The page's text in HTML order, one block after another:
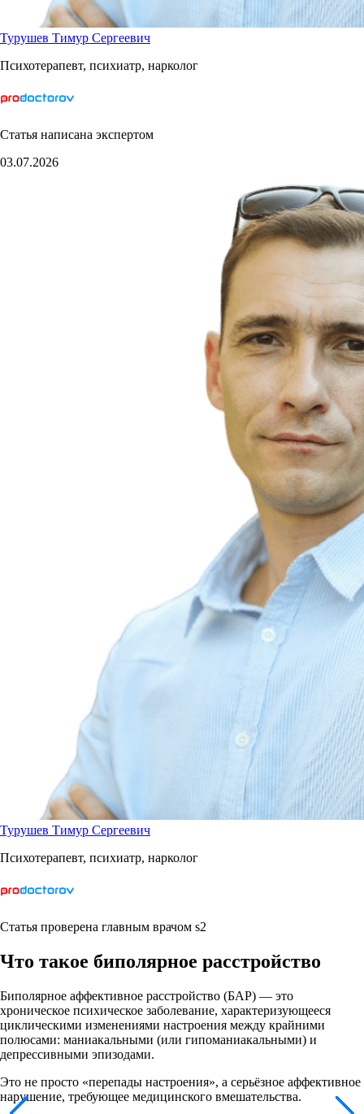
Турушев Тимур Сергеевич
Психотерапевт, психиатр, нарколог
Статья написана экспертом
03.07.2026
Турушев Тимур Сергеевич
Психотерапевт, психиатр, нарколог
Статья проверена главным врачом s2
Что такое биполярное расстройство
Биполярное аффективное расстройство (БАР) — это
хроническое психическое заболевание, характеризующееся
циклическими изменениями настроения между крайними
полюсами: маниакальными (или гипоманиакальными) и
депрессивными эпизодами.
Это не просто «перепады настроения», а серьёзное аффективное
нарушение, требующее медицинского вмешательства.